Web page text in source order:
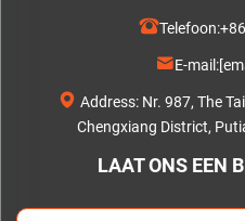
Telefoon:
E-mail:
Address: Nr. 987, The
Chengxiang District,
LAAT ONS EEN